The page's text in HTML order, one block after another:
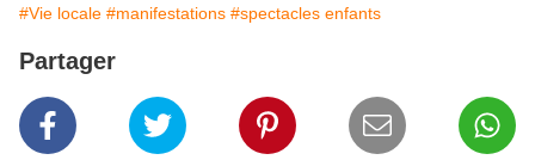
#Vie locale #manifestations #spectacles enfants
Partager